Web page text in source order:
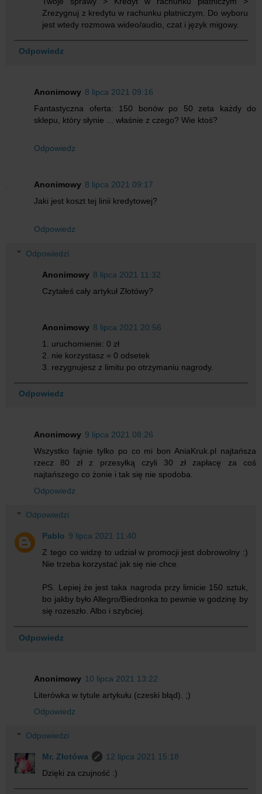
Zrezygnuj z kredytu w rachunku płatniczym. Do wyboru
jest wtedy rozmowa wideo/audio, czat i język migowy.
Odpowiedz
Anonimowy 8 lipca 2021 09:16
Fantastyczna oferta: 150 bonów po 50 zeta każdy do
sklepu, który słynie ... właśnie z czego? Wie ktoś?
Odpowiedz
Anonimowy 8 lipca 2021 09:17
Jaki jest koszt tej linii kredytowej?
Odpowiedz
Odpowiedzi
Anonimowy 8 lipca 2021 11:32
Czytałeś cały artykuł Złotówy?
Anonimowy 8 lipca 2021 20:56
1. uruchomienie: 0 zł
2. nie korzystasz = 0 odsetek
3. rezygnujesz z limitu po otrzymaniu nagrody.
Odpowiedz
Anonimowy 9 lipca 2021 08:26
Wszystko fajnie tylko po co mi bon AniaKruk.pl najtańsza
rzecz 80 zł z przesyłką czyli 30 zł zapłacę za coś
najtańszego co żonie i tak się nie spodoba.
Odpowiedz
Odpowiedzi
Pablo 9 lipca 2021 11:40
Z tego co widzę to udział w promocji jest dobrowolny :)
Nie trzeba korzystać jak się nie chce.
PS. Lepiej że jest taka nagroda przy limicie 150 sztuk,
bo jakby było Allegro/Biedronka to pewnie w godzinę by
się rozeszło. Albo i szybciej.
Odpowiedz
Anonimowy 10 lipca 2021 13:22
Literówka w tytule artykułu (czeski błąd). ;)
Odpowiedz
Odpowiedzi
Mr. Złotówa
12 lipca 2021 15:18
Dzięki za czujność :)